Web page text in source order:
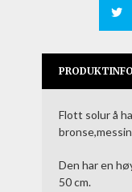
PRODUKTINFO
Flott solur å
Den har en
50 cm.